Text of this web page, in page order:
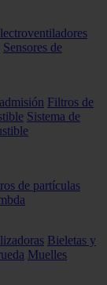
Sensores de
Filtros de
Sistema de
de partículas
Bieletas y
Muelles